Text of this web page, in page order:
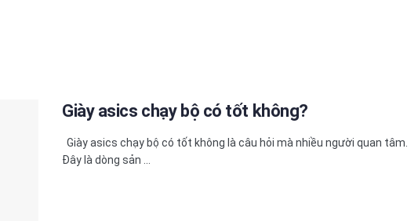
Giày asics chạy bộ có tốt không?
Giày asics chạy bộ có tốt không là câu hỏi mà nhiều người quan tâm.
Đây là dòng sản ...